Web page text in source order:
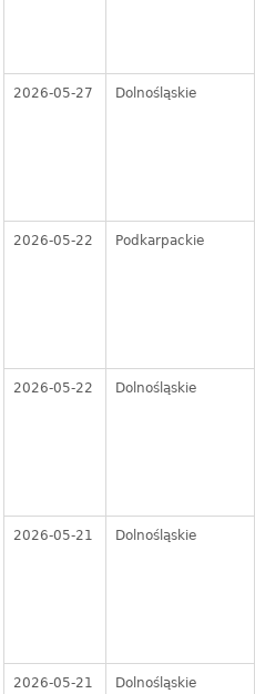
2026-05-27 Dolnośląskie
2026-05-22 Podkarpackie
2026-05-22 Dolnośląskie
2026-05-21 Dolnośląskie
2026-05-21 Dolnośląskie